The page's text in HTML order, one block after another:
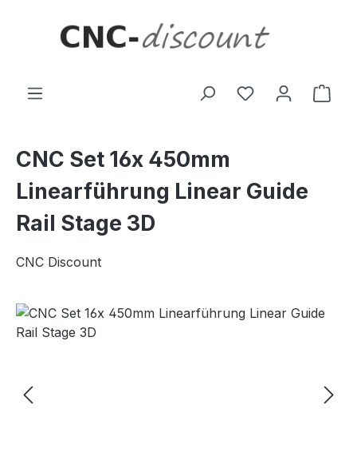
CNC Set 16x 450mm
Linearführung Linear Guide
Rail Stage 3D
CNC Discount
Bildergalerie überspringen